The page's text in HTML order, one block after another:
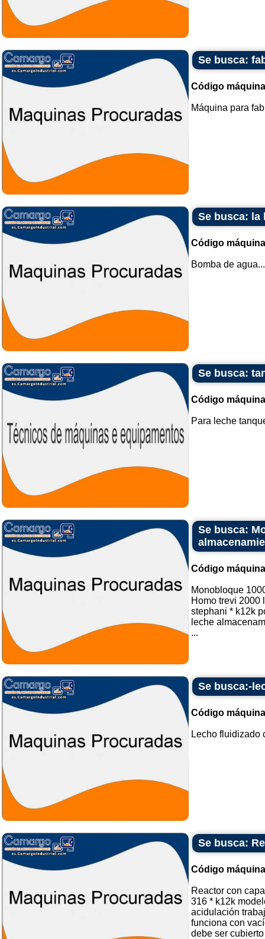
Se busca:
Código
Máquina para
Se busca: la
Código
Bomba de
Se busca:
Código
Para leche
Se busca:
Código
Monobloque
Homo trevi 2000
stephani * k12k
leche
...
Se busca:-
Código
Lecho fluidizado
Se busca:
Código
Reactor con
316 * k12k
acidulación
funciona con
debe ser